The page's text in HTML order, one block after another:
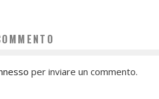
per inviare un commento.